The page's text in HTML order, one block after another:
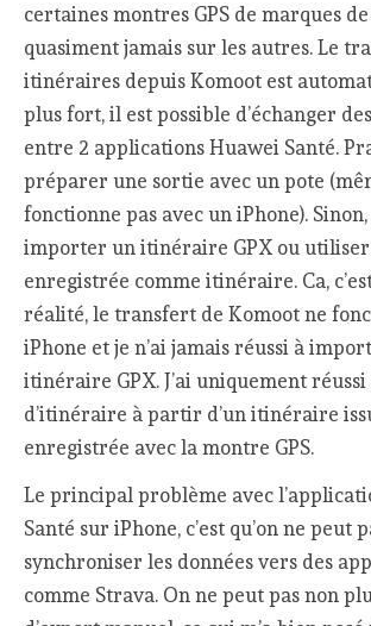
certaines montres GPS de marques
quasiment jamais sur les autres. Le
itinéraires depuis Komoot est
plus fort, il est possible d’échanger
entre 2 applications Huawei Santé.
préparer une sortie avec un pote
fonctionne pas avec un iPhone).
importer un itinéraire GPX ou
enregistrée comme itinéraire. Ca,
réalité, le transfert de Komoot ne
iPhone et je n’ai jamais réussi à
itinéraire GPX. J’ai uniquement
d’itinéraire à partir d’un itinéraire
enregistrée avec la montre GPS.
Le principal problème avec
Santé sur iPhone, c’est qu’on ne peut
synchroniser les données vers des
comme Strava. On ne peut pas non